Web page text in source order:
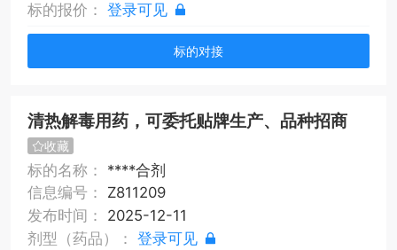
标的报价：登录可见
标的对接
清热解毒用药，可委托贴牌生产、品种招商
收藏
标的名称： ****合剂
信息编号： Z811209
发布时间： 2025-12-11
剂型（药品）：登录可见